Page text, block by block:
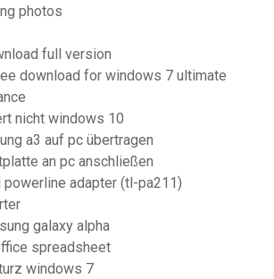
photos
full version
download for windows 7 ultimate
nicht windows 10
a3 auf pc übertragen
an pc anschließen
powerline adapter (tl-pa211)
galaxy alpha
spreadsheet
windows 7